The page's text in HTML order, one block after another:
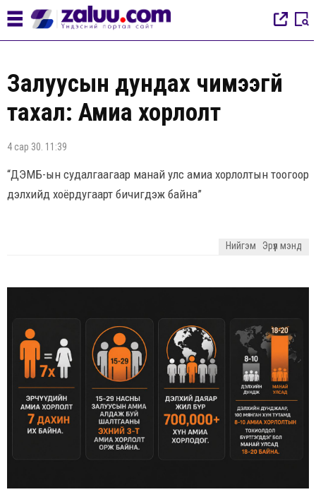
Залуусын дундах чимээгүй
тахал: Амиа хорлолт
4 сар 30. 11:39
“ДЭМБ-ын судалгаагаар манай улс амиа хорлолтын тоогоор
дэлхийд хоёрдугаарт бичигдэж байна”
Нийгэм Эрүүл мэнд